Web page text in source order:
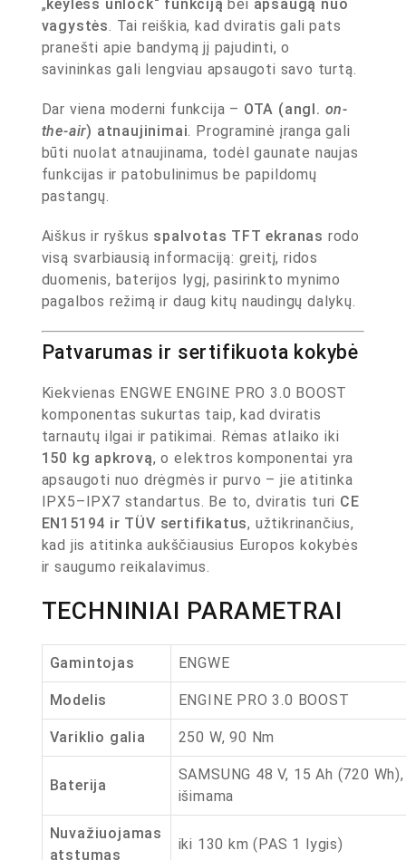
„keyless unlock“ funkciją bei apsaugą nuo
vagystės
. Tai reiškia, kad dviratis gali pats
pranešti apie bandymą jį pajudinti, o
savininkas gali lengviau apsaugoti savo turtą.
Dar viena moderni funkcija – OTA (angl. on-
the-air) atnaujinimai . Programinė įranga gali
būti nuolat atnaujinama, todėl gaunate naujas
funkcijas ir patobulinimus be papildomų
pastangų.
Aiškus ir ryškus spalvotas TFT ekranas rodo
visą svarbiausią informaciją: greitį, ridos
duomenis, baterijos lygį, pasirinkto mynimo
pagalbos režimą ir daug kitų naudingų dalykų.
Patvarumas ir sertifikuota kokybė
Kiekvienas ENGWE ENGINE PRO 3.0 BOOST
komponentas sukurtas taip, kad dviratis
tarnautų ilgai ir patikimai. Rėmas atlaiko iki
150 kg apkrovą, o elektros komponentai yra
apsaugoti nuo drėgmės ir purvo – jie atitinka
IPX5–IPX7 standartus. Be to, dviratis turi CE
EN15194 ir TÜV sertifikatus, užtikrinančius,
kad jis atitinka aukščiausius Europos kokybės
ir saugumo reikalavimus.
TECHNINIAI PARAMETRAI
Gamintojas ENGWE
Modelis ENGINE PRO 3.0 BOOST
Variklio galia 250 W, 90 Nm
Baterija
SAMSUNG 48 V, 15 Ah (720 Wh),
išimama
Nuvažiuojamas
atstumas
iki 130 km (PAS 1 lygis)